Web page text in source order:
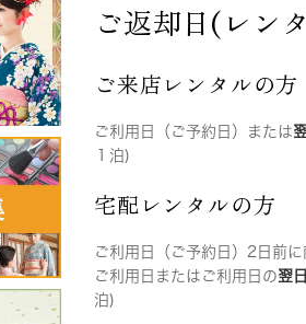
ご返却日(レン
ご来店レンタルの方
ご利用日（ご予約日）または
１泊)
宅配レンタルの方
ご利用日（ご予約日）2日前に
ご利用日またはご利用日の翌日
泊)